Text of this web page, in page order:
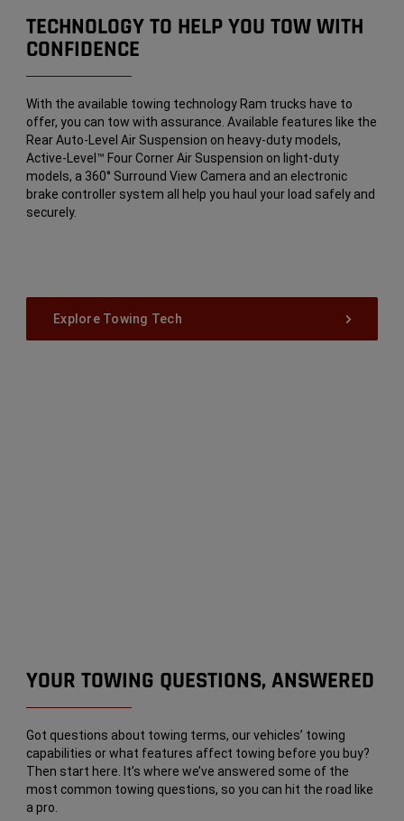
TECHNOLOGY TO HELP YOU TOW WITH
CONFIDENCE
With the available towing technology Ram trucks have to
offer, you can tow with assurance. Available features like the
Rear Auto-Level Air Suspension on heavy-duty models,
Active-Level™ Four Corner Air Suspension on light-duty
models, a 360° Surround View Camera and an electronic
brake controller system all help you haul your load safely and
securely.
Explore Towing Tech
YOUR TOWING QUESTIONS, ANSWERED
Got questions about towing terms, our vehicles’ towing
capabilities or what features affect towing before you buy?
Then start here. It’s where we’ve answered some of the
most common towing questions, so you can hit the road like
a pro.